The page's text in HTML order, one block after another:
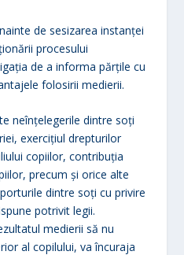
de sesizarea instanței
procesului
de a informa părțile cu
folosirii medierii.
neînţelegerile dintre soţi
exerciţiul drepturilor
copiilor, contribuţia
precum şi orice alte
dintre soţi cu privire
potrivit legii.
medierii să nu
al copilului, va încuraja